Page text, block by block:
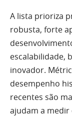
A lista prioriza
robusta, forte
escalabilidade,
inovador.
desempenho
recentes são
ajudam a medir